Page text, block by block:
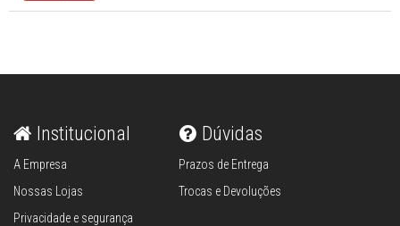
Institucional
A Empresa
Nossas Lojas
Privacidade e segurança
Dúvidas
Prazos de Entrega
Trocas e Devoluções